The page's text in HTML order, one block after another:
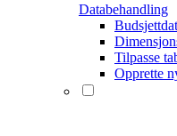
Databehandling
Tilpasse
Opprette